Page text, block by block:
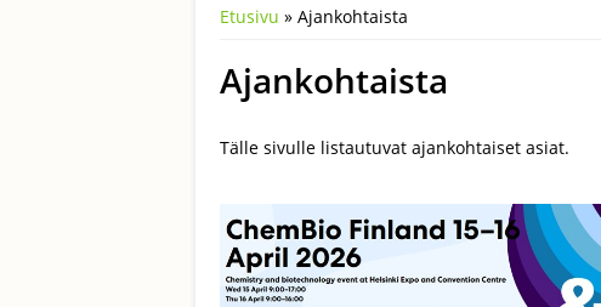
You are here
Etusivu » Ajankohtaista
Ajankohtaista
Tälle sivulle listautuvat ajankohtaiset asiat.
Pages